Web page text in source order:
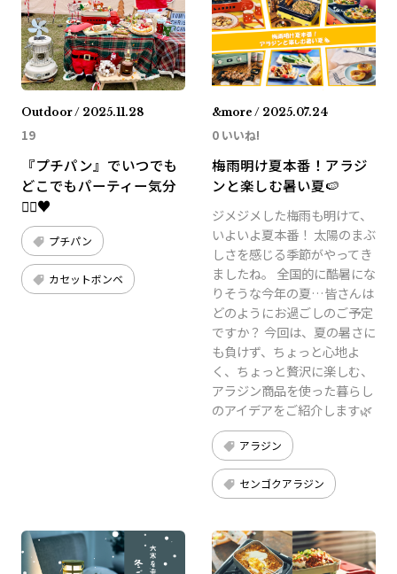
Outdoor / 2025.11.28
19
『プチパン』でいつでも
どこでもパーティー気分
🧞‍♂️♥️
プチパン
カセットボンベ
&more / 2025.07.24
0 いいね!
梅雨明け夏本番！アラジ
ンと楽しむ暑い夏🍉
ジメジメした梅雨も明けて、
いよいよ夏本番！ 太陽のまぶ
しさを感じる季節がやってき
ましたね。 全国的に酷暑にな
りそうな今年の夏…皆さんは
どのようにお過ごしのご予定
ですか？ 今回は、夏の暑さに
も負けず、ちょっと心地よ
く、ちょっと贅沢に楽しむ、
アラジン商品を使った暮らし
のアイデアをご紹介します🌿
アラジン
センゴクアラジン